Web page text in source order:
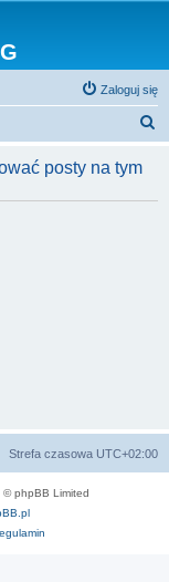
Zaloguj się
k
posty na tym
Strefa czasowa UTC+02:00
© phpBB Limited